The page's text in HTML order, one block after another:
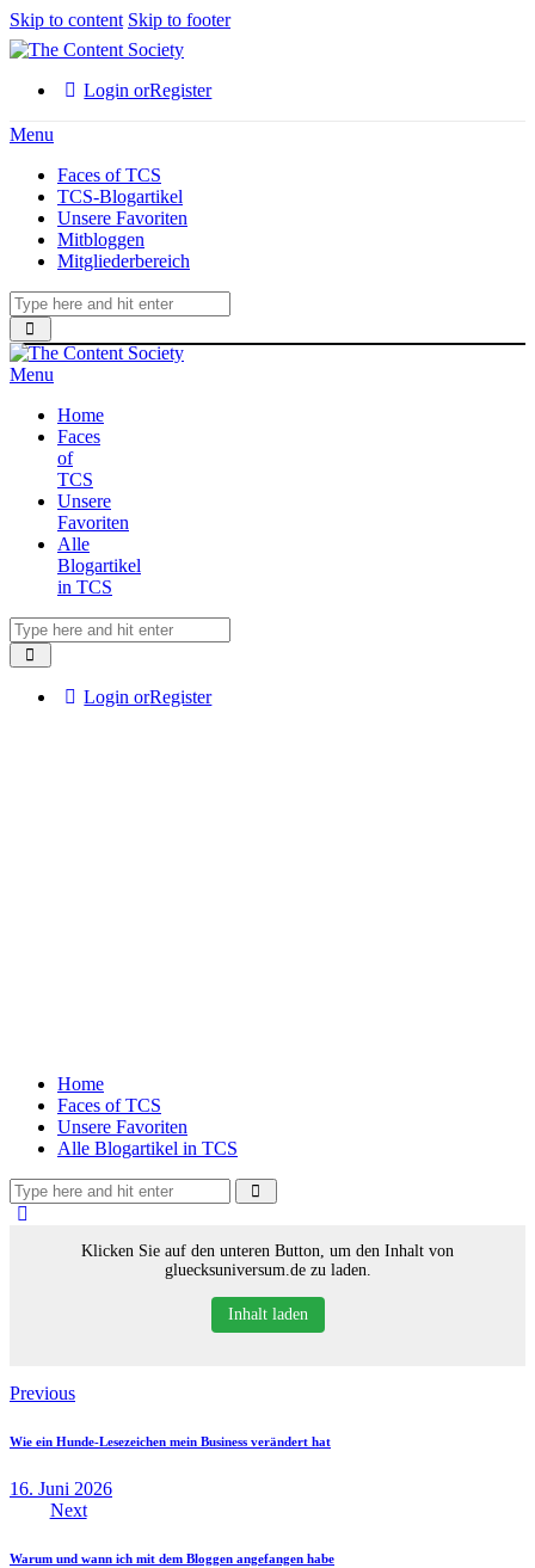
Skip to content Skip to footer
Login orRegister
Menu
Faces of TCS
TCS-Blogartikel
Unsere Favoriten
Mitbloggen
Mitgliederbereich
Menu
Home
Faces
of
TCS
Unsere
Favoriten
Alle
Blogartikel
in TCS
Login orRegister
Home
Faces of TCS
Unsere Favoriten
Alle Blogartikel in TCS
Klicken Sie auf den unteren Button, um den Inhalt von
gluecksuniversum.de zu laden.
Inhalt laden
Beitragsnavigation
Previous
Wie ein Hunde-Lesezeichen mein Business verändert hat
16. Juni 2026
Next
Warum und wann ich mit dem Bloggen angefangen habe